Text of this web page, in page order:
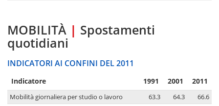
MOBILITÀ | Spostamenti
quotidiani
INDICATORI AI CONFINI DEL 2011
Indicatore 1991 2001 2011
Mobilità giornaliera per studio o lavoro 63.3 64.3
66.6